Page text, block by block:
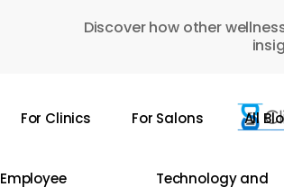
Discover how other
For Clinics For Salons All
Employee
Technology and